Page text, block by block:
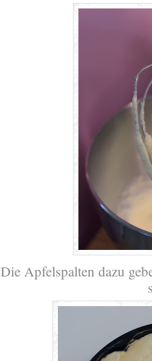
Die Apfelspalten dazu